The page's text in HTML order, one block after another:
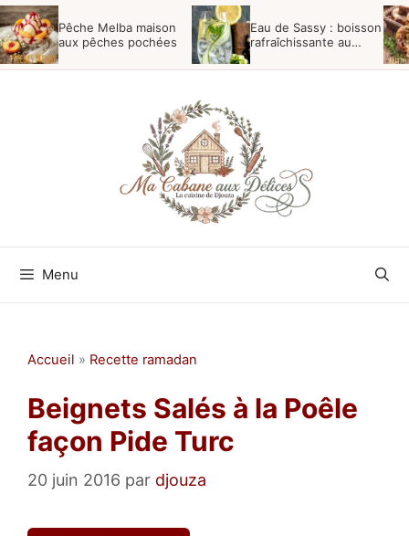
Aller
au
contenu
Pêche Melba maison
aux pêches pochées
Eau de Sassy : boisson
rafraîchissante au
Menu
Accueil » Recette ramadan
Beignets Salés à la Poêle
façon Pide Turc
20 juin 2016 par djouza